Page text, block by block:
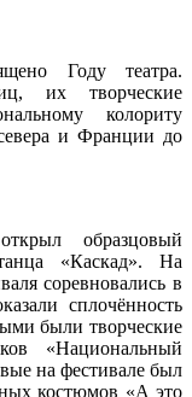
Году театра.
их творческие
колориту
и Франции до
образцовый
«Каскад». На
соревновались в
сплочённость
были творческие
«Национальный
на фестивале был
костюмов «А это